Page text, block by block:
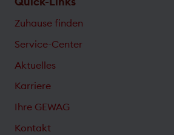
Zuhause finden
Service-Center
Aktuelles
Karriere
Ihre GEWAG
Kontakt